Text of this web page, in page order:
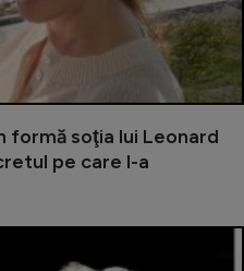
formă soţia lui Leonard
pe care l-a